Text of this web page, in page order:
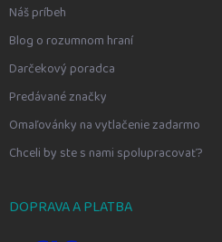
Náš príbeh
Blog o rozumnom hraní
Darčekový poradca
Predávané značky
Omaľovánky na vytlačenie zadarmo
Chceli by ste s nami spolupracovať?
DOPRAVA A PLATBA